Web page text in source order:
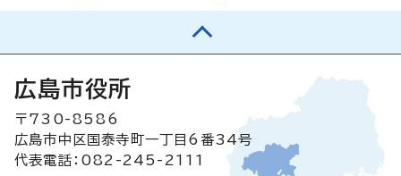
広島市役所
〒730-8586
広島市中区国泰寺町一丁目6番34号
代表電話：082-245-2111